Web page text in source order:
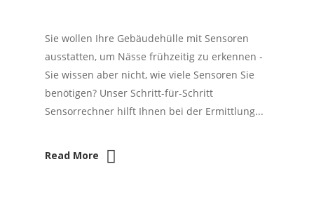
Sie wollen Ihre Gebäudehülle mit Sensoren
ausstatten, um Nässe frühzeitig zu erkennen -
Sie wissen aber nicht, wie viele Sensoren Sie
benötigen? Unser Schritt-für-Schritt
Sensorrechner hilft Ihnen bei der Ermittlung...
Read More